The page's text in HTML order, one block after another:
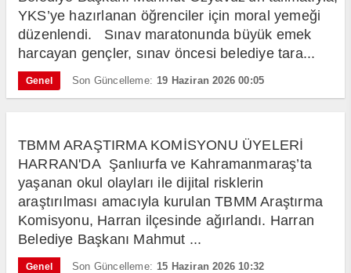
YKS’ye hazırlanan öğrenciler için moral yemeği
düzenlendi. Sınav maratonunda büyük emek
harcayan gençler, sınav öncesi belediye tara...
Genel Son Güncelleme: 19 Haziran 2026 00:05
TBMM ARAŞTIRMA KOMİSYONU ÜYELERİ
HARRAN'DA Şanlıurfa ve Kahramanmaraş’ta
yaşanan okul olayları ile dijital risklerin
araştırılması amacıyla kurulan TBMM Araştırma
Komisyonu, Harran ilçesinde ağırlandı. Harran
Belediye Başkanı Mahmut ...
Genel Son Güncelleme: 15 Haziran 2026 10:32